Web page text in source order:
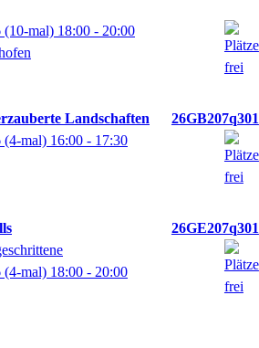
(10-mal) 18:00 - 20:00
Landschaften
26GB207q301
(4-mal) 16:00 - 17:30
26GE207q301
(4-mal) 18:00 - 20:00